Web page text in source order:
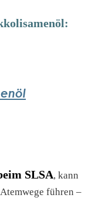
SLSA, kann
führen –